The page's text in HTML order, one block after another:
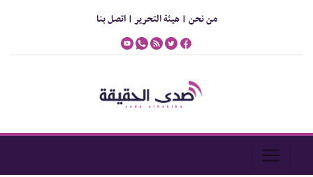
من نحن |هيئة التحرير |اتصل بنا